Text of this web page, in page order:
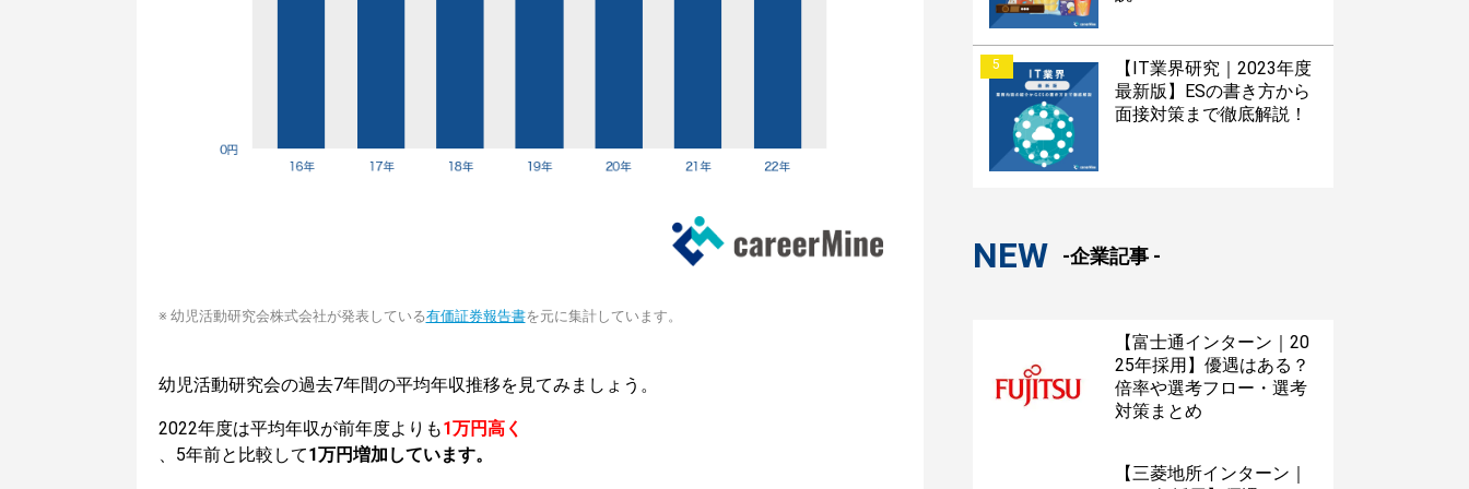
※ 幼児活動研究会株式会社が発表している有価証券報告書を元に集計しています。
幼児活動研究会の過去7年間の平均年収推移を見てみましょう。
2022年度は平均年収が前年度よりも1万円高く
、5年前と比較して1万円増加しています。
5
【IT業界研究｜2023年度
最新版】ESの書き方から
面接対策まで徹底解説！
NEW -企業記事 -
【富士通インターン｜20
25年採用】優遇はある？
倍率や選考フロー・選考
対策まとめ
【三菱地所インターン｜